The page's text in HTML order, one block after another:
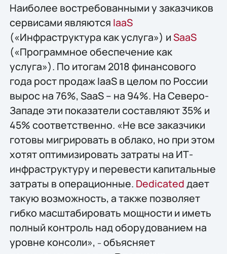
Наиболее востребованными у заказчиков
сервисами являются IaaS
(«Инфраструктура как услуга») иSaaS
(«Программное обеспечение как
услуга»). По итогам 2018 финансового
года рост продаж IaaS в целом по России
вырос на 76%, SaaS – на 94%. На Северо-
Западе эти показатели составляют 35% и
45% соответственно. «Не все заказчики
готовы мигрировать в облако, но при этом
хотят оптимизировать затраты на ИТ-
инфраструктуру и перевести капитальные
затраты в операционные. Dedicatedдает
такую возможность, а также позволяет
гибко масштабировать мощности и иметь
полный контроль над оборудованием на
уровне консоли», –объясняет